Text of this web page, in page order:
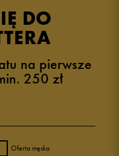
DO
na pierwsze
250 zł
Oferta męska